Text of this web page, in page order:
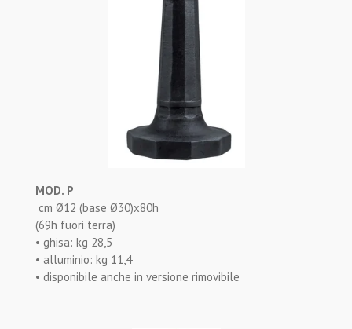
MOD. P
cm Ø12 (base Ø30)x80h
(69h fuori terra)
• ghisa: kg 28,5
• alluminio: kg 11,4
• disponibile anche in versione rimovibile